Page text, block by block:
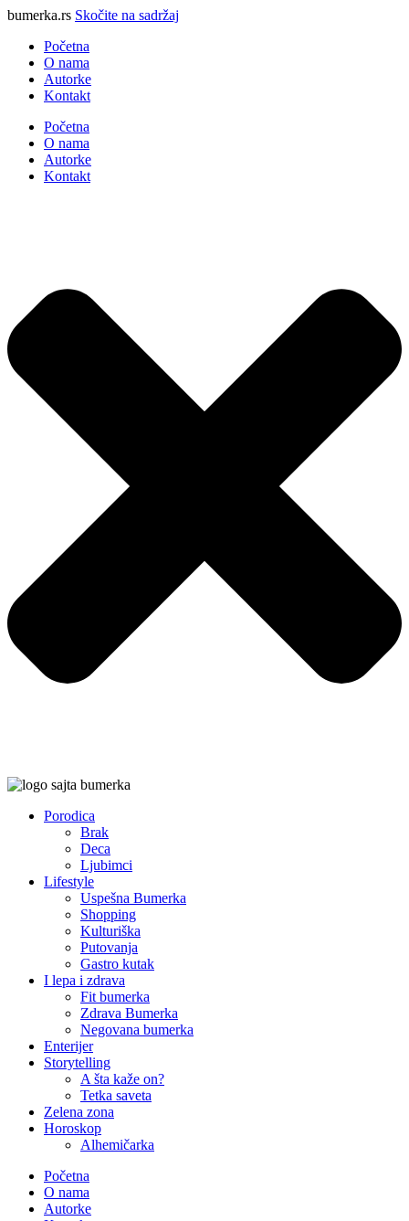
bumerka.rs Skočite na sadržaj
Početna
O nama
Autorke
Kontakt
Početna
O nama
Autorke
Kontakt
Porodica
Brak
Deca
Ljubimci
Lifestyle
Uspešna Bumerka
Shopping
Kulturiška
Putovanja
Gastro kutak
I lepa i zdrava
Fit bumerka
Zdrava Bumerka
Negovana bumerka
Enterijer
Storytelling
A šta kaže on?
Tetka saveta
Zelena zona
Horoskop
Alhemičarka
Početna
O nama
Autorke